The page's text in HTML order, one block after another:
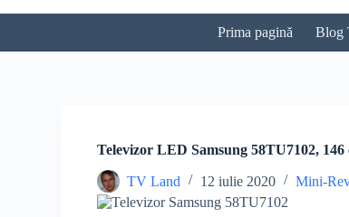
n
Prima pagină Blog
Televizor LED Samsung 58TU7102,
TV Land 12 iulie 2020 Mini-